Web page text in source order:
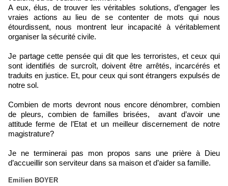
A eux, élus, de trouver les véritables solutions, d’engager les
vraies actions au lieu de se contenter de mots qui nous
étourdissent, nous montrent leur incapacité à véritablement
organiser la sécurité civile.
Je partage cette pensée qui dit que les terroristes, et ceux qui
sont identifiés de surcroît, doivent être arrêtés, incarcérés et
traduits en justice. Et, pour ceux qui sont étrangers expulsés de
notre sol.
Combien de morts devront nous encore dénombrer, combien
de pleurs, combien de familles brisées, avant d’avoir une
attitude ferme de l’Etat et un meilleur discernement de notre
magistrature?
Je ne terminerai pas mon propos sans une prière à Dieu
d’accueillir son serviteur dans sa maison et d’aider sa famille.
Emilien BOYER